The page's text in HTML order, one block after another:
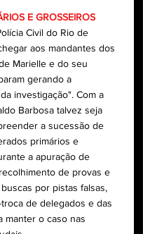
E GROSSEIROS
Civil do Rio de
aos mandantes dos
Marielle e do seu
gerando a
investigação". Com a
Barbosa talvez seja
a sucessão de
primários e
a apuração de
de provas e
por pistas falsas,
de delegados e das
manter o caso nas